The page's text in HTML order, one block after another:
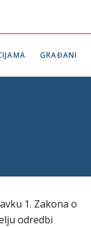
GRAĐANI
1. Zakona o
odredbi